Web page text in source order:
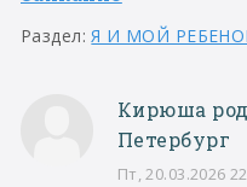
Раздел:Я И МОЙ
Кирюша
Петербург
Пт, 20.03.2026